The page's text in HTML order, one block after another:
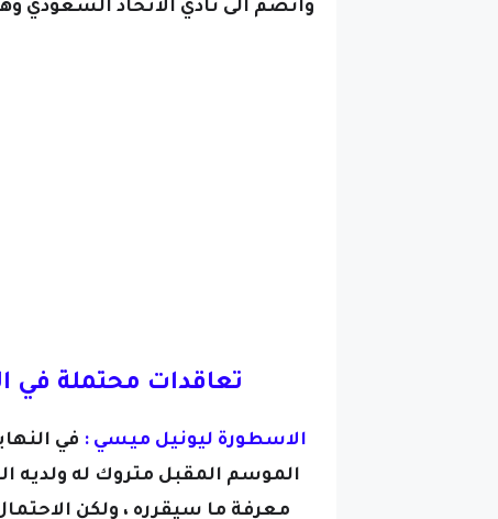
وانضم الى نادي الاتحاد السعودي
تعاقدات محتملة في
الاسطورة ليونيل ميسي : في
الموسم المقبل متروك له ولديه
معرفة ما سيقرره ، ولكن